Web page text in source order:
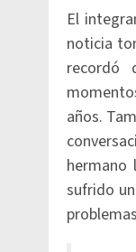
El
noticia
recordó
años.
hermano
sufrido